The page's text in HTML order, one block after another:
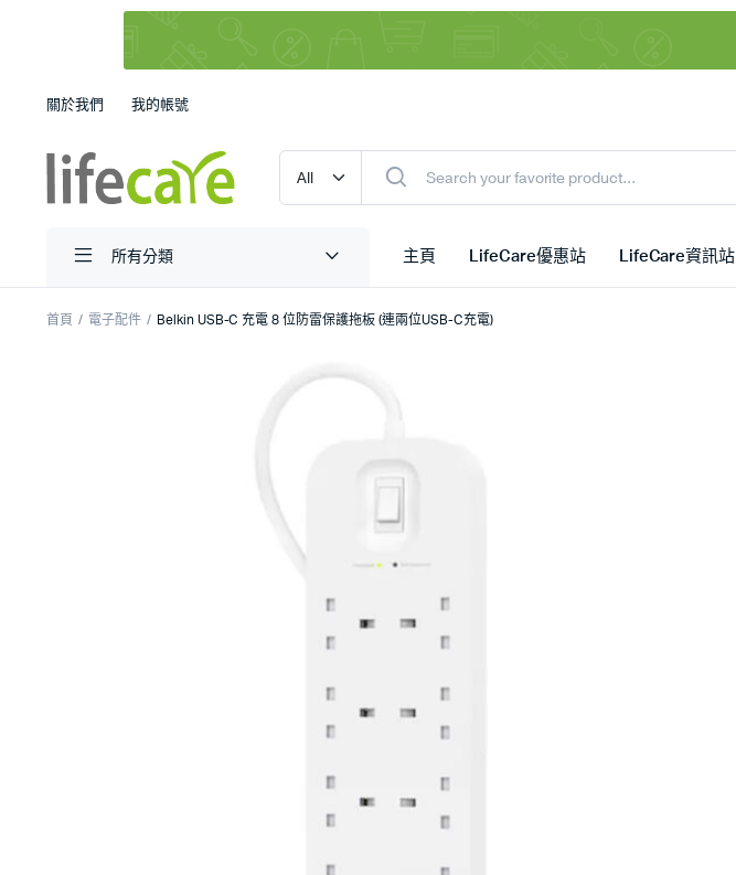
關於我們 我的帳號
所有分類 主頁 LifeCare優惠站 LifeCare資訊站
首頁 電子配件 Belkin USB-C 充電 8 位防雷保護拖板 (連兩位USB-C充電)